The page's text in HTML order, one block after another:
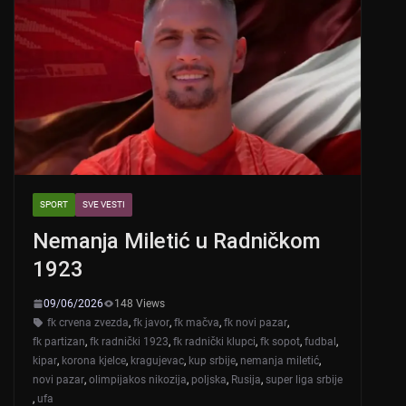
SPORT SVE VESTI
Nemanja Miletić u Radničkom
1923
09/06/2026
148 Views
fk crvena zvezda, fk javor, fk mačva, fk novi pazar,
fk partizan, fk radnički 1923, fk radnički klupci, fk sopot, fudbal,
kipar, korona kjelce, kragujevac, kup srbije, nemanja miletić,
novi pazar, olimpijakos nikozija, poljska, Rusija, super liga srbije
, ufa